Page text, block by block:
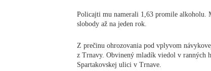
Policajti mu namerali 1,63 promile alkoholu.
slobody až na jeden rok.
Z prečinu ohrozovania pod vplyvom
z Trnavy. Obvinený mladík viedol v ranných
Spartakovskej ulici v Trnave.